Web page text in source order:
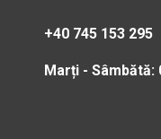
+40 745 153 295
Marți - Sâmbătă: